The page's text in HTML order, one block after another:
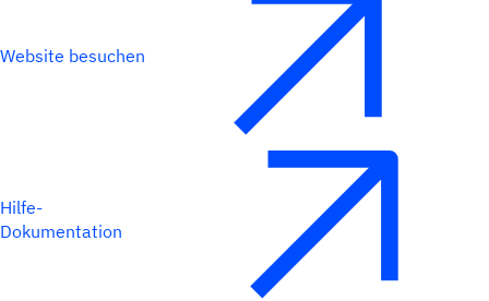
Website besuchen
Hilfe-
Dokumentation